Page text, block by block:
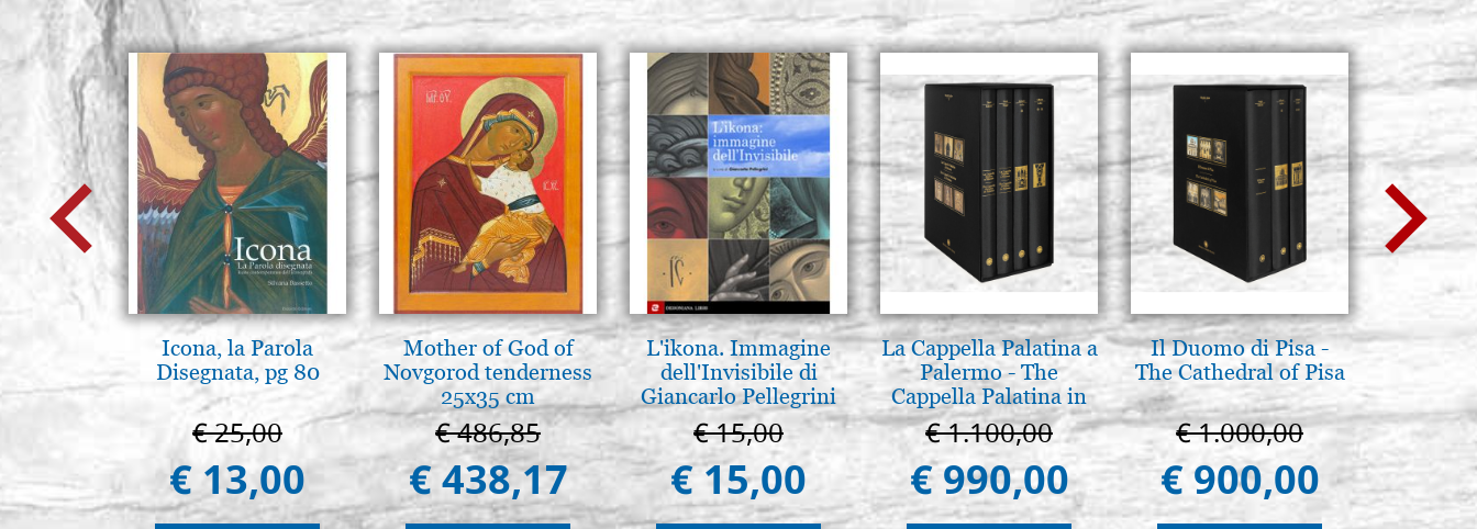
Icona, la Parola
Disegnata, pg 80
€ 25,00
€ 13,00
Mother of God of
Novgorod tenderness
25x35 cm
€ 486,85
€ 438,17
L'ikona. Immagine
dell'Invisibile di
Giancarlo Pellegrini
€ 15,00
€ 15,00
La Cappella Palatina a
Palermo - The
Cappella Palatina in
Palermo
€ 1.100,00
€ 990,00
Il Duomo di Pisa -
The Cathedral of Pisa
€ 1.000,00
€ 900,00
La
in
€
€